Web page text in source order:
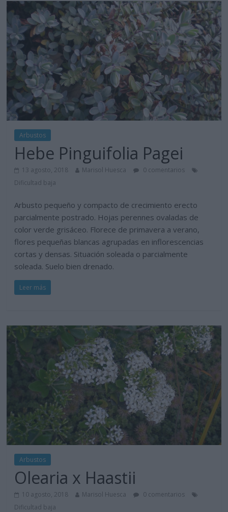
Arbustos
Hebe Pinguifolia Pagei
13 agosto, 2018 Marisol Huesca
0 comentarios
Dificultad baja
Arbusto pequeño y compacto de crecimiento erecto
parcialmente postrado. Hojas perennes ovaladas de
color verde grisáceo. Florece de primavera a verano,
flores pequeñas blancas agrupadas en inflorescencias
cortas y densas. Situación soleada o parcialmente
soleada. Suelo bien drenado.
Leer más
Arbustos
Olearia x Haastii
10 agosto, 2018 Marisol Huesca
0 comentarios
Dificultad baja